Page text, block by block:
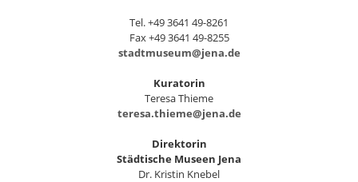
Tel. +49 3641 49-8261
Fax +49 3641 49-8255
stadtmuseum@jena.de
Kuratorin
Teresa Thieme
teresa.thieme@jena.de
Direktorin
Städtische Museen Jena
Dr. Kristin Knebel